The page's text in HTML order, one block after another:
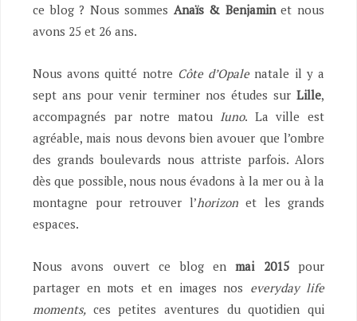
ce blog ? Nous sommes Anaïs & Benjaminet nous
avons 25 et 26 ans.
Nous avons quitté notre Côte d’Opale natale il y a
sept ans pour venir terminer nos études surLille,
accompagnés par notre matou Iuno. La ville est
agréable, mais nous devons bien avouer que l’ombre
des grands boulevards nous attriste parfois. Alors
dès que possible, nous nous évadons à la mer ou à la
montagne pour retrouver l’horizonet les grands
espaces.
Nous avons ouvert ce blog enmai 2015pour
partager en mots et en images nos everyday life
moments, ces petites aventures du quotidien qui